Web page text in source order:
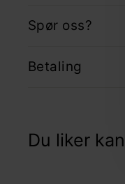
Spør oss?
Betaling
Du liker